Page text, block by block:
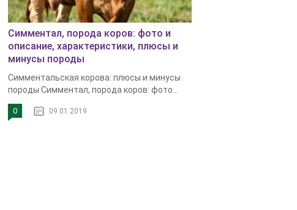
Симментал, порода коров: фото и
описание, характеристики, плюсы и
минусы породы
Симментальская корова: плюсы и минусы
породы Симментал, порода коров: фото...
0 09.01.2019